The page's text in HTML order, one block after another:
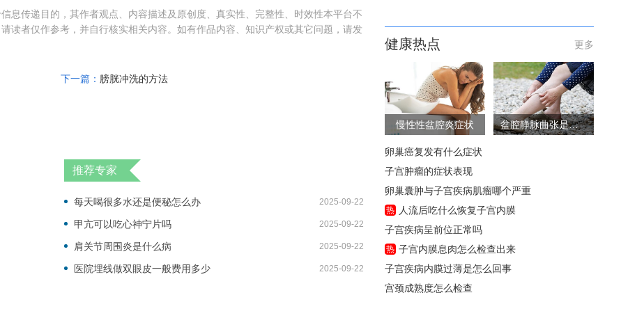
息传递目的，其作者观点、内容描述及原创度、真实性、完整性、时效性本平台不
读者仅作参考，并自行核实相关内容。如有作品内容、知识产权或其它问题，请发
下一篇： 膀胱冲洗的方法
推荐专家
每天喝很多水还是便秘怎么办 2025-09-22
甲亢可以吃心神宁片吗 2025-09-22
肩关节周围炎是什么病 2025-09-22
医院埋线做双眼皮一般费用多少 2025-09-22
健康热点 更多
慢性性盆腔炎症状 盆腔静脉曲张是怎么回事
卵巢癌复发有什么症状
子宫肿瘤的症状表现
卵巢囊肿与子宫疾病肌瘤哪个严重
热 人流后吃什么恢复子宫内膜
子宫疾病呈前位正常吗
热 子宫内膜息肉怎么检查出来
子宫疾病内膜过薄是怎么回事
宫颈成熟度怎么检查